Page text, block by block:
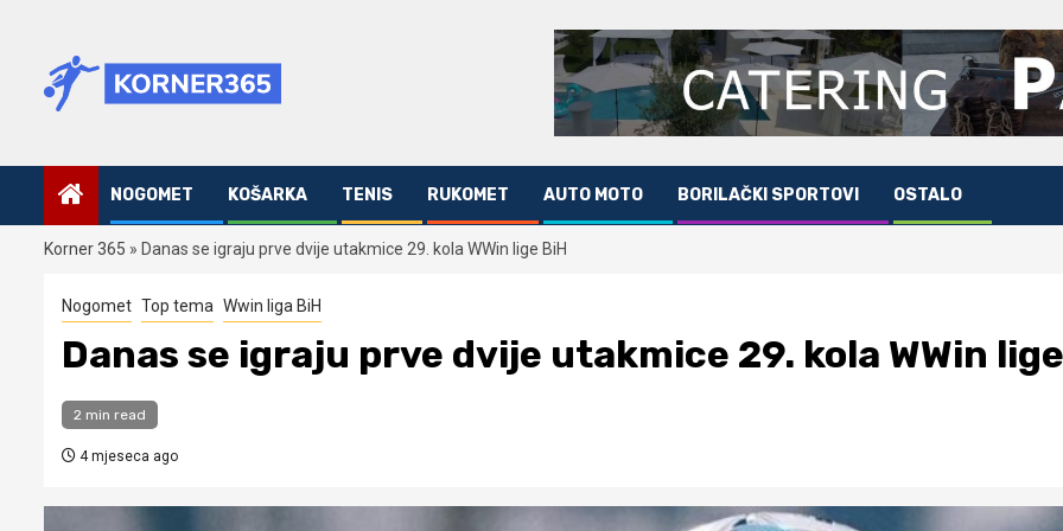
content
NOGOMET KOŠARKA TENIS RUKOMET AUTO MOTO BORILAČKI SPORTOVI OSTALO
Korner 365 » Danas se igraju prve dvije utakmice 29. kola WWin lige BiH
Nogomet Top tema Wwin liga BiH
Danas se igraju prve dvije utakmice 29. kola WWin
2 min read
4 mjeseca ago